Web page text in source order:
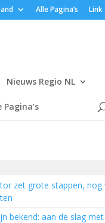
Alle Pagina’s Link
Nieuws Regio NL
Pagina’s
zet grote stappen, nog
bekend: aan de slag